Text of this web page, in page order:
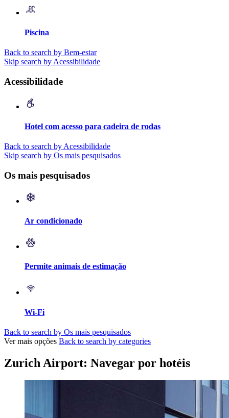
Piscina
Back to search by Bem-estar
Skip search by Acessibilidade
Acessibilidade
Hotel com acesso para cadeira de rodas
Back to search by Acessibilidade
Skip search by Os mais pesquisados
Os mais pesquisados
Ar condicionado
Permite animais de estimação
Wi-Fi
Back to search by Os mais pesquisados
Ver mais opções Back to search by categories
Zurich Airport: Navegar por hotéis